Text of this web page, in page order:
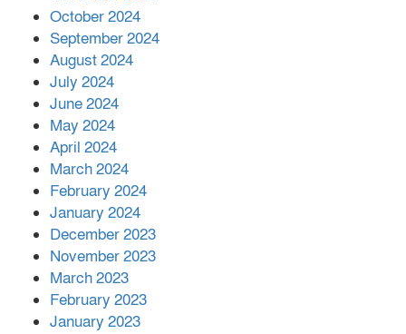
সহায়তা দিলেন সাচিং প্রু জেরী
October 2024
September 2024
August 2024
July 2024
June 2024
May 2024
April 2024
March 2024
February 2024
January 2024
December 2023
November 2023
March 2023
February 2023
January 2023